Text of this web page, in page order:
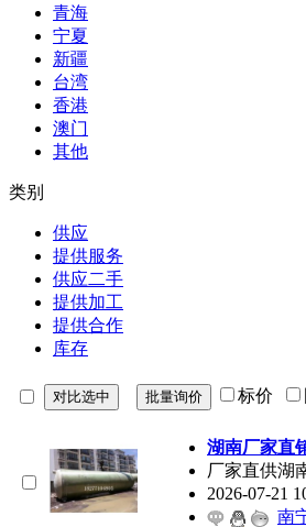
青海
宁夏
新疆
台湾
香港
澳门
其他
类别
供应
提供服务
供应二手
提供加工
提供合作
库存
标价
湖南厂家直
厂家直供湖
2026-07-21
南